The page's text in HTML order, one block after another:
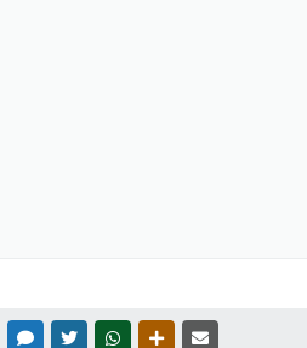
FACEBOOKMESSENGER
TWITTERWHATSAPPOUTRAS MÍDIAS